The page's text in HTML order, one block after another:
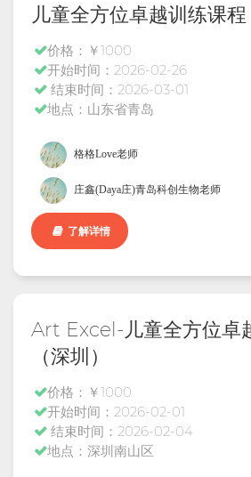
儿童全方位卓越训练课程
价格：￥1000
开始时间：2026-02-26
结束时间：2026-03-01
地点：山东省青岛
格格Love老师
庄鑫(Daya庄)青岛科创生物老师
了解详情
Art Excel-儿童全方位卓
（深圳）
价格：￥1000
开始时间：2026-02-01
结束时间：2026-02-04
地点：深圳南山区